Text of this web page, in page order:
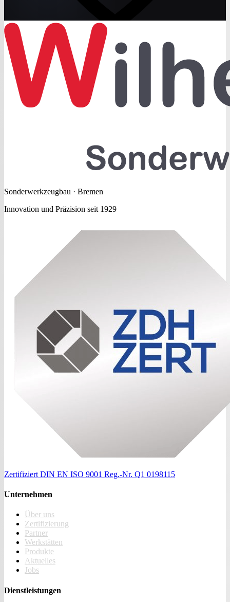
Mit Klick auf den Button laden Sie eine interaktive Karte
von Google. Dabei werden Daten an Google übertragen.
Details in unserer
Datenschutzerklärung.
Sonderwerkzeugbau · Bremen
Innovation und Präzision seit 1929
Zertifiziert DIN EN ISO 9001 Reg.-Nr. Q1 0198115
Unternehmen
Über uns
Zertifizierung
Partner
Werkstätten
Produkte
Aktuelles
Jobs
Dienstleistungen